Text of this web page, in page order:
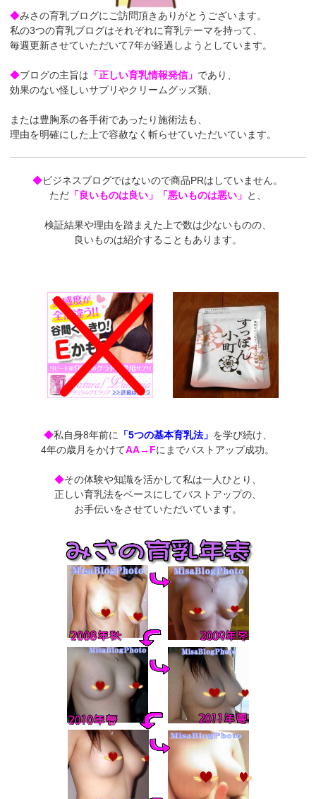
◆みさの育乳ブログにご訪問頂きありがとうございます。
私の3つの育乳ブログはそれぞれに育乳テーマを持って、
毎週更新させていただいて7年が経過しようとしています。
◆ブログの主旨は 「正しい育乳情報発信」 であり、
効果のない怪しいサプリやクリームグッズ類、
または豊胸系の各手術であったり施術法も、
理由を明確にした上で容赦なく斬らせていただいています。
◆ビジネスブログではないので商品PRはしていません。
ただ「良いものは良い」「悪いものは悪い」 と、
検証結果や理由を踏まえた上で数は少ないものの、
良いものは紹介することもあります。
◆私自身8年前に 「5つの基本育乳法」 を学び続け、
4年の歳月をかけてAA→Fにまでバストアップ成功。
◆その体験や知識を活かして私は一人ひとり、
正しい育乳法をベースにしてバストアップの、
お手伝いをさせていただいています。